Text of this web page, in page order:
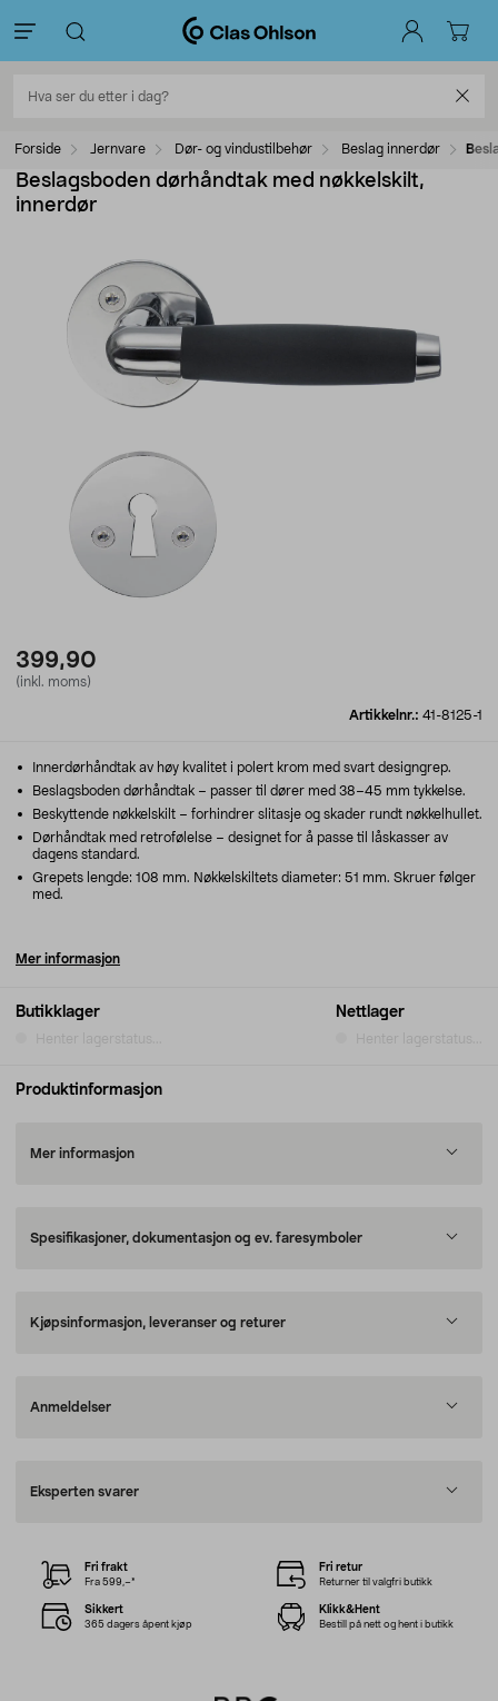
Forside Jernvare Dør- og vindustilbehør Beslag innerdør
Beslagsboden dørhåndtak med nøkkelskilt,
innerdør
399,90
(inkl. moms)
Artikkelnr.: 41-8125-1
Butikklager
Henter lagerstatus...
Nettlager
Henter lagerstatus...
Innerdørhåndtak av høy kvalitet i polert krom med svart designgrep.
Beslagsboden dørhåndtak – passer til dører med 38–45 mm tykkelse.
Beskyttende nøkkelskilt – forhindrer slitasje og skader rundt nøkkelhullet.
Dørhåndtak med retrofølelse – designet for å passe til låskasser av
dagens standard.
Grepets lengde: 108 mm. Nøkkelskiltets diameter: 51 mm. Skruer følger
med.
Mer informasjon
Produktinformasjon
Mer informasjon
Spesifikasjoner, dokumentasjon og ev. faresymboler
Kjøpsinformasjon, leveranser og returer
Anmeldelser
Eksperten svarer
Fri frakt
Fra 599,–*
Fri retur
Returner til valgfri butikk
Sikkert
365 dagers åpent kjøp
Klikk&Hent
Bestill på nett og hent i butikk